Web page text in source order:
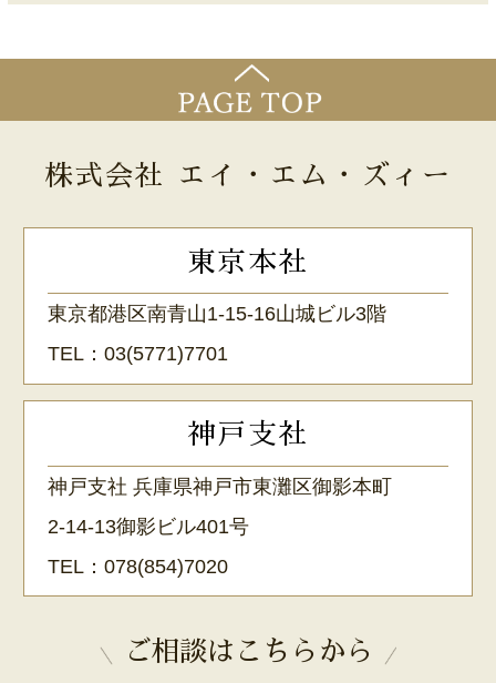
株式会社 エイ・エム・ズィー
東京本社
東京都港区南青山1-15-16山城ビル3階
TEL：03(5771)7701
神戸支社
神戸支社 兵庫県神戸市東灘区御影本町
2-14-13御影ビル401号
TEL：078(854)7020
ご相談はこちらから